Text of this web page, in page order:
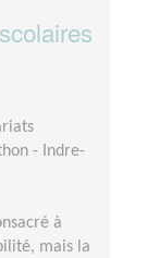
- Indre-
à
mais la